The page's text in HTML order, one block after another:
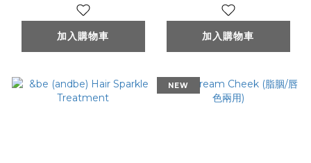
加入購物車 加入購物車
NEW